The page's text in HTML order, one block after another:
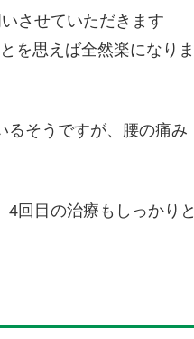
させていただきます
を思えば全然楽になりま
るそうですが、腰の痛み
回目の治療もしっかりと